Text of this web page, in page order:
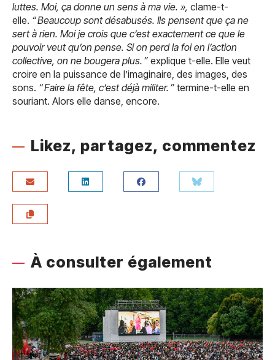
luttes. Moi, ça donne un sens à ma vie. », clame-t-
elle. “ Beaucoup sont désabusés. Ils pensent que ça ne
sert à rien. Moi je crois que c’est exactement ce que le
pouvoir veut qu’on pense. Si on perd la foi en l’action
collective, on ne bougera plus. ” explique t-elle. Elle veut
croire en la puissance de l’imaginaire, des images, des
sons. “ Faire la fête, c’est déjà militer. ” termine-t-elle en
souriant. Alors elle danse, encore.
Likez, partagez, commentez
À consulter également